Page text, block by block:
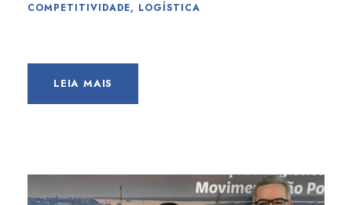
COMPETITIVIDADE, LOGÍSTICA
LEIA MAIS